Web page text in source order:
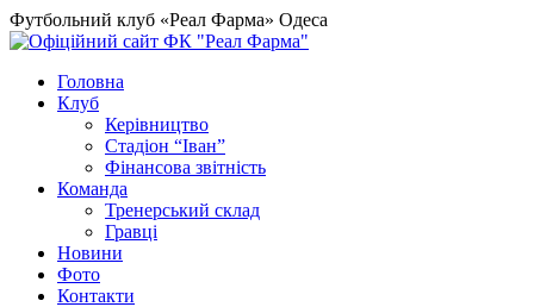
Футбольний клуб «Реал Фарма» Одеса
Головна
Клуб
Керівництво
Стадіон “Іван”
Фінансова звітність
Команда
Тренерський склад
Гравці
Новини
Фото
Контакти